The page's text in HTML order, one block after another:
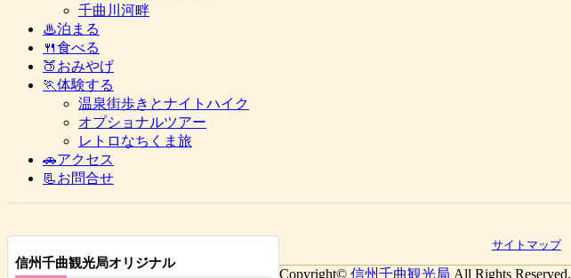
千曲川河畔
♨泊まる
🍴食べる
🍑おみやげ
🏃体験する
温泉街歩きとナイトハイク
オプショナルツアー
レトロなちくま旅
🚗アクセス
📃お問合せ
信州千曲観光局オリジナル
サイトマップ
Copyright© 信州千曲観光局 All Rights Reserved.